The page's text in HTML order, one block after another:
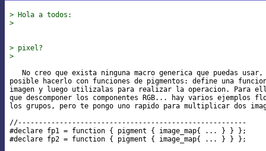
> Hola a todos:
>
> pixel?
>
No creo que exista ninguna macro generica que puedas usar,
posible hacerlo con funciones de pigmentos: define una
imagen y luego utilizalas para realizar la operacion. Para
que descomponer los componentes RGB... hay varios ejemplos
los grupos, pero te pongo uno rapido para multiplicar dos
//-------------------------------------------------------
#declare fp1 = function { pigment { image_map{ ... } } };
#declare fp2 = function { pigment { image_map{ ... } } };